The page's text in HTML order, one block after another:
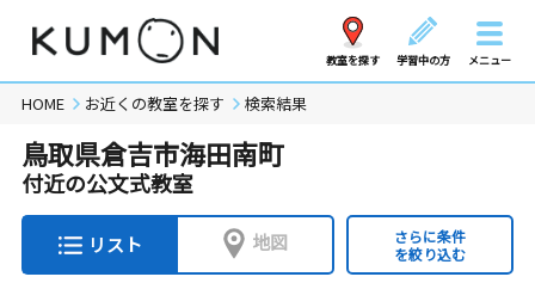
教室を探す 学習中の方 メニュー
HOME お近くの教室を探す 検索結果
鳥取県倉吉市海田南町
付近の公文式教室
リスト 地図
さらに条件
を絞り込む